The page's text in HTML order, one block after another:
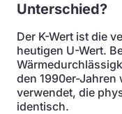
Unterschied?
Der K-Wert ist die
heutigen U-Wert.
den 1990er-Jahren
verwendet, die
identisch.